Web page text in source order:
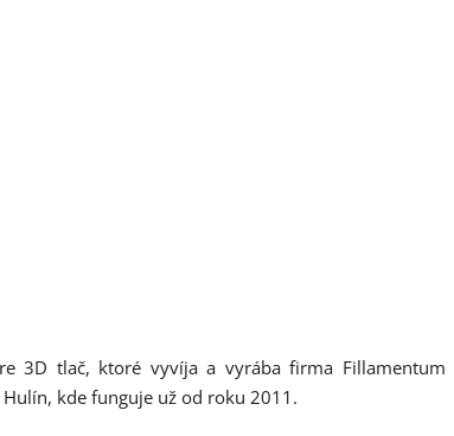
3D tlač, ktoré vyvíja a vyrába firma Fillamentum
kde funguje už od roku 2011.